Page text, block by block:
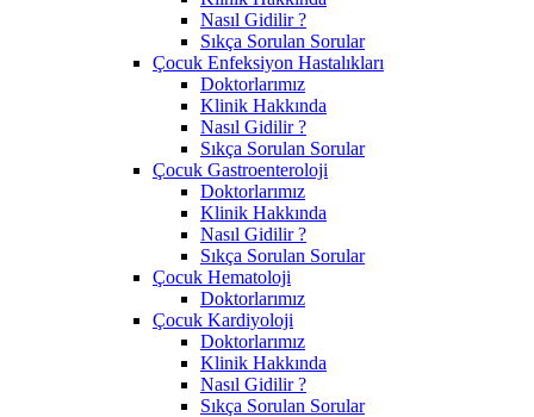
Nasıl Gidilir ?
Sıkça Sorulan Sorular
Çocuk Enfeksiyon Hastalıkları
Doktorlarımız
Klinik Hakkında
Nasıl Gidilir ?
Sıkça Sorulan Sorular
Çocuk Gastroenteroloji
Doktorlarımız
Klinik Hakkında
Nasıl Gidilir ?
Sıkça Sorulan Sorular
Çocuk Hematoloji
Doktorlarımız
Çocuk Kardiyoloji
Doktorlarımız
Klinik Hakkında
Nasıl Gidilir ?
Sıkça Sorulan Sorular